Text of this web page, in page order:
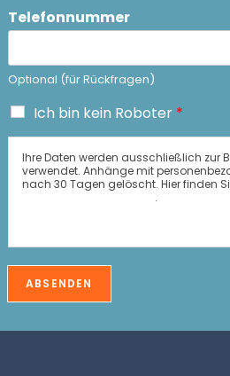
Telefonnummer
Optional (für Rückfragen)
B
u
n
*
Ich bin kein Roboter *
Ihre Daten werden ausschließlich zur
verwendet. Anhänge mit
nach 30 Tagen gelöscht. Hier finden
.
ABSENDEN